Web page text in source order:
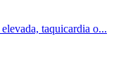
taquicardia o...